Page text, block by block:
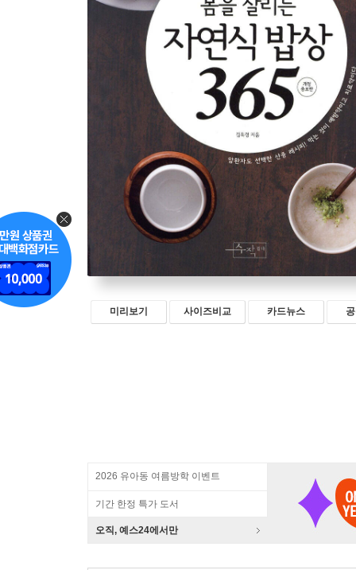
미리보기 사이즈비교 카드뉴스
2026 유아동 여름방학 이벤트
기간 한정 특가 도서
오직, 예스24에서만